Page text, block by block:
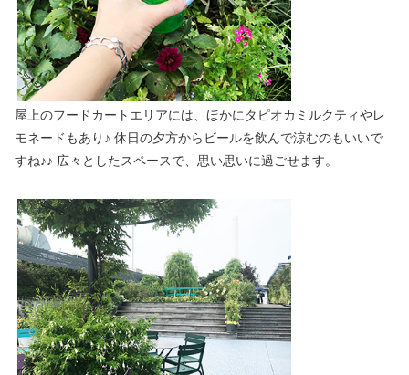
屋上のフードカートエリアには、ほかにタピオカミルクティやレ
モネードもあり♪ 休日の夕方からビールを飲んで涼むのもいいで
すね♪♪ 広々としたスペースで、思い思いに過ごせます。